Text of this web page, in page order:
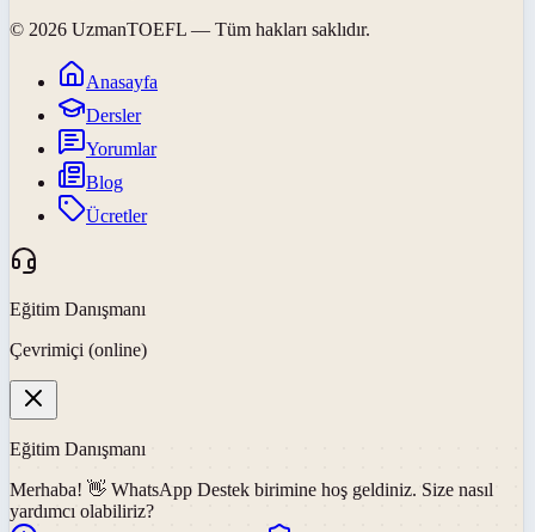
© 2026 UzmanTOEFL — Tüm hakları saklıdır.
Anasayfa
Dersler
Yorumlar
Blog
Ücretler
Eğitim Danışmanı
Çevrimiçi (online)
Eğitim Danışmanı
Merhaba! 👋 WhatsApp Destek birimine hoş geldiniz. Size nasıl
yardımcı olabiliriz?